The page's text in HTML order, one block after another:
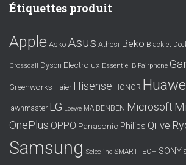
Étiquettes produit
Apple Asko Asus Athesi Beko Black et
Crosscall Dyson Electrolux Essentiel B Fairphone
Greenworks Haier Hisense HONOR
lawnmaster LG Loewe MAIBENBEN Microsoft
OnePlus OPPO Panasonic Philips Qilive
Samsung Selecline SMARTTECH SONY